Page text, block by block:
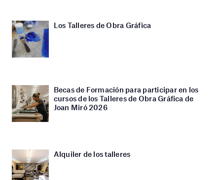
Los Talleres de Obra Gráfica
Becas de Formación para participar en los
cursos de los Talleres de Obra Gráfica de
Joan Miró 2026
Alquiler de los talleres